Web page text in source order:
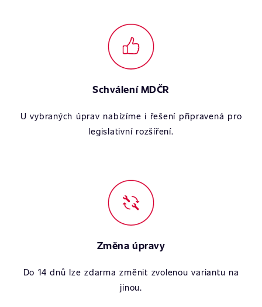
Schválení MDČR
U vybraných úprav nabízíme i řešení připravená pro
legislativní rozšíření.
Změna úpravy
Do 14 dnů lze zdarma změnit zvolenou variantu na
jinou.